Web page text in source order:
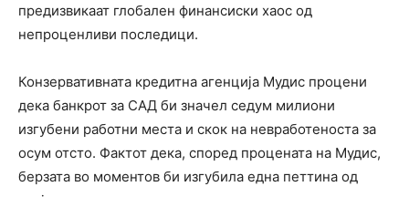
предизвикаат глобален финансиски хаос од
непроценливи последици.
Конзервативната кредитна агенција Мудис процени
дека банкрот за САД би значел седум милиони
изгубени работни места и скок на невработеноста за
осум отсто. Фактот дека, според процената на Мудис,
берзата во моментов би изгубила една петтина од